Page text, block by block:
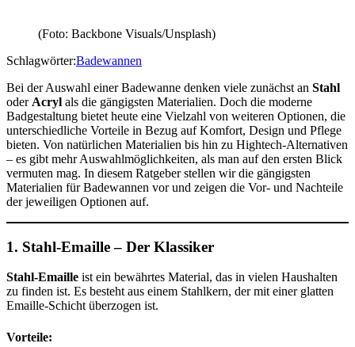
(Foto: Backbone Visuals/Unsplash)
Schlagwörter:Badewannen
Bei der Auswahl einer Badewanne denken viele zunächst an Stahl
oder Acryl als die gängigsten Materialien. Doch die moderne
Badgestaltung bietet heute eine Vielzahl von weiteren Optionen, die
unterschiedliche Vorteile in Bezug auf Komfort, Design und Pflege
bieten. Von natürlichen Materialien bis hin zu Hightech-Alternativen
– es gibt mehr Auswahlmöglichkeiten, als man auf den ersten Blick
vermuten mag. In diesem Ratgeber stellen wir die gängigsten
Materialien für Badewannen vor und zeigen die Vor- und Nachteile
der jeweiligen Optionen auf.
1. Stahl-Emaille – Der Klassiker
Stahl-Emaille ist ein bewährtes Material, das in vielen Haushalten
zu finden ist. Es besteht aus einem Stahlkern, der mit einer glatten
Emaille-Schicht überzogen ist.
Vorteile: